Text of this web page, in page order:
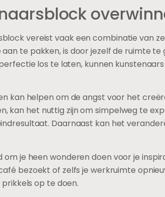
vereist vaak een combinatie van
te pakken, is door jezelf de ruimte te
los te laten, kunnen
kan helpen om de angst voor het
kan het nuttig zijn om simpelweg te
Daarnaast kan het
om je heen wonderen doen voor je
bezoekt of zelfs je werkruimte
op te doen.